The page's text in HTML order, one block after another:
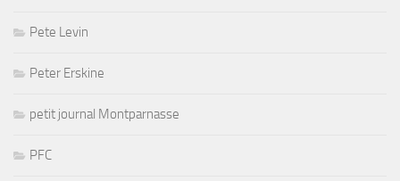
Pete Levin
Peter Erskine
petit journal Montparnasse
PFC